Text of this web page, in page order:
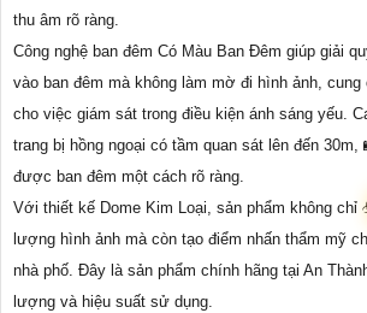
thu âm rõ ràng.
Công nghệ ban đêm Có Màu Ban Đêm giúp giải
vào ban đêm mà không làm mờ đi hình ảnh,
cho việc giám sát trong điều kiện ánh sáng yếu.
trang bị hồng ngoại có tầm quan sát lên đến 30m,
được ban đêm một cách rõ ràng.
Với thiết kế Dome Kim Loại, sản phẩm không chỉ
lượng hình ảnh mà còn tạo điểm nhấn thẩm mỹ
nhà phố. Đây là sản phẩm chính hãng tại An
lượng và hiệu suất sử dụng.